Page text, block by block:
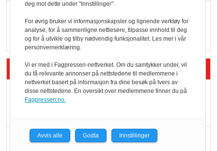
Vokser med ferdigmat
i dagligvare
Siste artikler - Butikk i praksis
Rema-flaggskip
Slik opprettholdes
deg mot dette under "Innstillinger".
For øvrig bruker vi informasjonskapsler og lignende verktøy for
analyse, for å sammenligne nettlesere, tilpasse innhold til deg
og for å utvikle og tilby nødvendig funksjonalitet. Les mer i vår
personvernerklæring.
Vi er med i Fagpressen-nettverket. Om du samtykker under, vil
du få relevante annonser på nettstedene til medlemmene i
nettverket basert på informasjon fra dine besøk på tvers av
disse nettstedene. En oversikt over medlemmene finner du på
Fagpressen.no.
Avvis alle Godta Innstillinger